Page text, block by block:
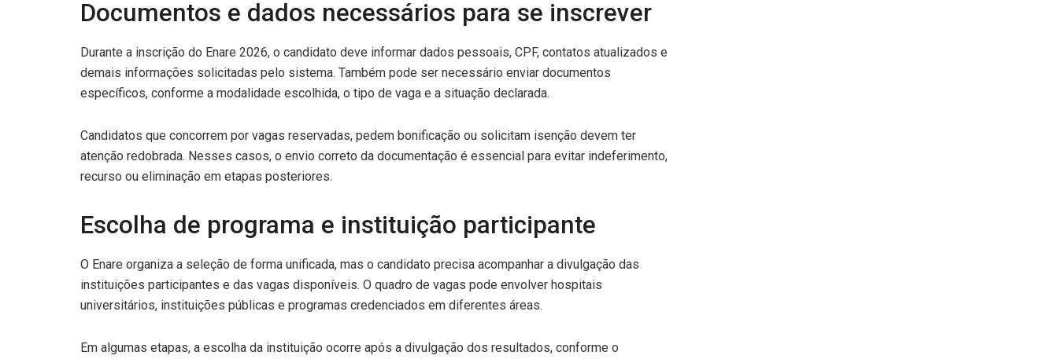
Documentos e dados necessários para se inscrever
Durante a inscrição do Enare 2026, o candidato deve informar dados pessoais, CPF, contatos atualizados e
demais informações solicitadas pelo sistema. Também pode ser necessário enviar documentos
específicos, conforme a modalidade escolhida, o tipo de vaga e a situação declarada.
Candidatos que concorrem por vagas reservadas, pedem bonificação ou solicitam isenção devem ter
atenção redobrada. Nesses casos, o envio correto da documentação é essencial para evitar indeferimento,
recurso ou eliminação em etapas posteriores.
Escolha de programa e instituição participante
O Enare organiza a seleção de forma unificada, mas o candidato precisa acompanhar a divulgação das
instituições participantes e das vagas disponíveis. O quadro de vagas pode envolver hospitais
universitários, instituições públicas e programas credenciados em diferentes áreas.
Em algumas etapas, a escolha da instituição ocorre após a divulgação dos resultados, conforme o